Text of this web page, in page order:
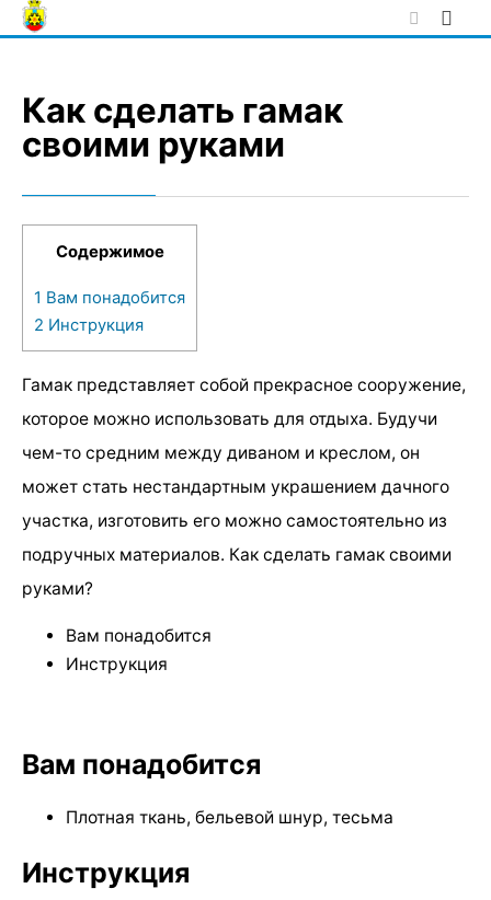
Skip
to
Как сделать гамак
своими руками
Содержимое
1 Вам понадобится
2 Инструкция
Гамак представляет собой прекрасное сооружение,
которое можно использовать для отдыха. Будучи
чем-то средним между диваном и креслом, он
может стать нестандартным украшением дачного
участка, изготовить его можно самостоятельно из
подручных материалов. Как сделать гамак своими
руками?
Вам понадобится
Инструкция
Вам понадобится
Плотная ткань, бельевой шнур, тесьма
Инструкция